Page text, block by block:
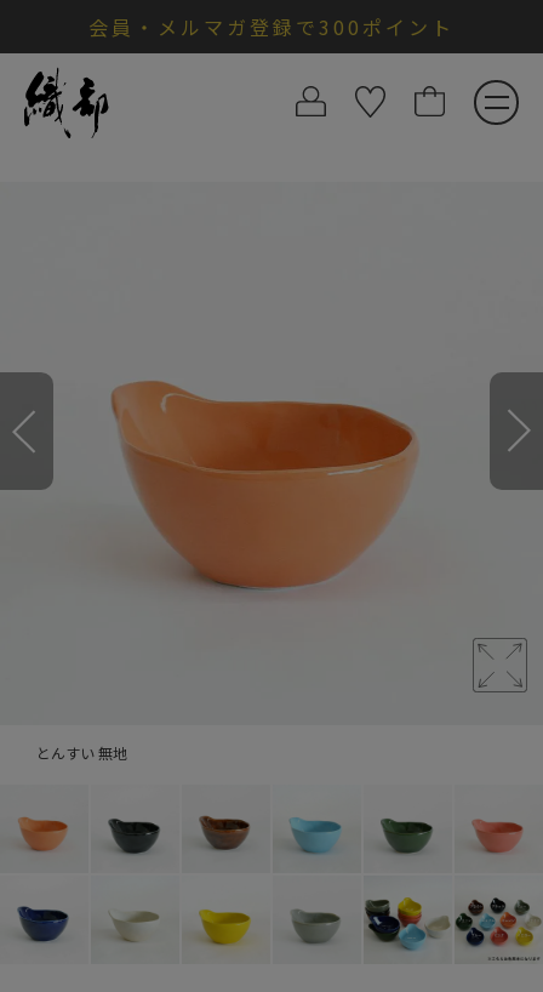
会員・メルマガ登録で300ポイント
とんすい 無地